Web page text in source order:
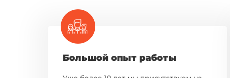
Большой опыт работы